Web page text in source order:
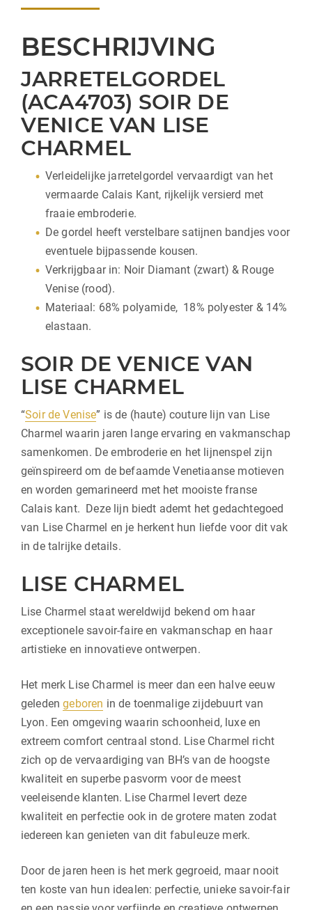
BESCHRIJVING
JARRETELGORDEL
(ACA4703) SOIR DE
VENICE VAN LISE
CHARMEL
Verleidelijke jarretelgordel vervaardigt van het
vermaarde Calais Kant, rijkelijk versierd met
fraaie embroderie.
De gordel heeft verstelbare satijnen bandjes voor
eventuele bijpassende kousen.
Verkrijgbaar in: Noir Diamant (zwart) & Rouge
Venise (rood).
Materiaal: 68% polyamide, 18% polyester & 14%
elastaan.
SOIR DE VENICE VAN
LISE CHARMEL
“Soir de Venise” is de (haute) couture lijn van Lise
Charmel waarin jaren lange ervaring en vakmanschap
samenkomen. De embroderie en het lijnenspel zijn
geïnspireerd om de befaamde Venetiaanse motieven
en worden gemarineerd met het mooiste franse
Calais kant. Deze lijn biedt ademt het gedachtegoed
van Lise Charmel en je herkent hun liefde voor dit vak
in de talrijke details.
LISE CHARMEL
Lise Charmel staat wereldwijd bekend om haar
exceptionele savoir-faire en vakmanschap en haar
artistieke en innovatieve ontwerpen.
Het merk Lise Charmel is meer dan een halve eeuw
geledengeboren in de toenmalige zijdebuurt van
Lyon. Een omgeving waarin schoonheid, luxe en
extreem comfort centraal stond. Lise Charmel richt
zich op de vervaardiging van BH’s van de hoogste
kwaliteit en superbe pasvorm voor de meest
veeleisende klanten. Lise Charmel levert deze
kwaliteit en perfectie ook in de grotere maten zodat
iedereen kan genieten van dit fabuleuze merk.
Door de jaren heen is het merk gegroeid, maar nooit
ten koste van hun idealen: perfectie, unieke savoir-fair